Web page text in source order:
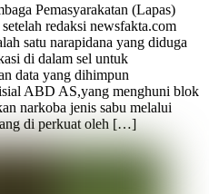
Pemasyarakatan (Lapas)
redaksi newsfakta.com
satu narapidana yang diduga
di dalam sel untuk
data yang dihimpun
ABD AS,yang menghuni blok
narkoba jenis sabu melalui
di perkuat oleh […]